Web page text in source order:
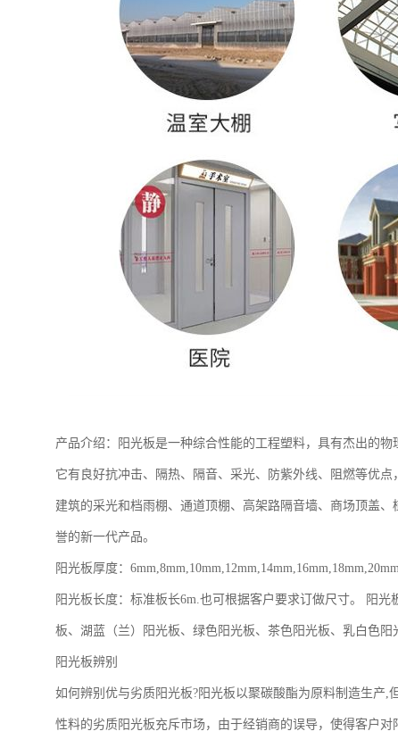
产品介绍：阳光板是一种综合性能的工程塑料，具有杰出的
它有良好抗冲击、隔热、隔音、采光、防紫外线、阻燃等优
建筑的采光和档雨棚、通道顶棚、高架路隔音墙、商场顶盖
誉的新一代产品。
阳光板厚度：
阳光板长度：标准板长6m.也可根据客户要求订做尺寸。 阳
板、湖蓝（兰）阳光板、绿色阳光板、茶色阳光板、乳白色
阳光板辨别
如何辨别优与劣质阳光板?阳光板以聚碳酸酯为原料制造生产
性料的劣质阳光板充斥市场，由于经销商的误导，使得客户